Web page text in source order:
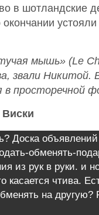
в шотландские
устояли
мышь» (Le
звали Никитой.
в просторечной
Доска
обменять-
из рук в руки. и
чтива.
на другую?